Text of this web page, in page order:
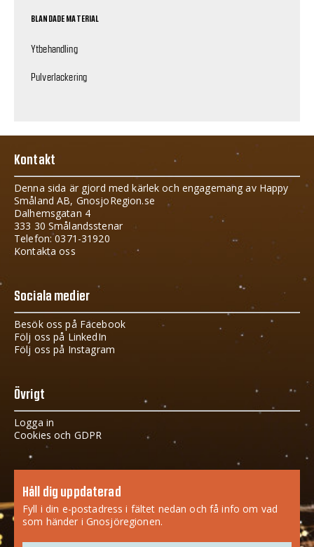
BLANDADE MATERIAL
Ytbehandling
Pulverlackering
Kontakt
Denna sida är gjord med kärlek och engagemang av Happy
Småland AB, GnosjoRegion.se
Dalhemsgatan 4
333 30 Smålandsstenar
Telefon: 0371-31920
Kontakta oss
Sociala medier
Besök oss på Facebook
Följ oss på LinkedIn
Följ oss på Instagram
Övrigt
Logga in
Cookies och GDPR
Håll dig uppdaterad
Fyll i din e-postadress i fältet nedan och få info om vad
som händer i Gnosjöregionen.